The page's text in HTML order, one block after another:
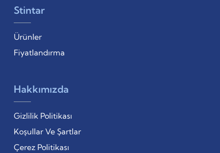
Stintar
Ürünler
Fiyatlandırma
Hakkımızda
Gizlilik Politikası
Koşullar Ve Şartlar
Çerez Politikası